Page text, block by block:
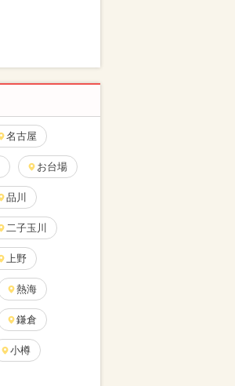
名古屋
お台場
品川
二子玉川
上野
熱海
鎌倉
小樽